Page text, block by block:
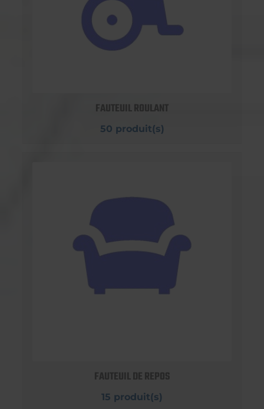
FAUTEUIL ROULANT
50 produit(s)
FAUTEUIL DE REPOS
15 produit(s)